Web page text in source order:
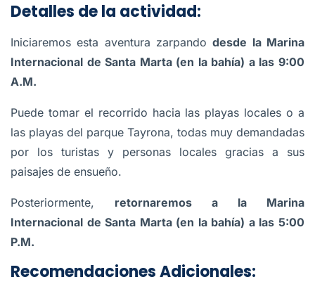
Detalles de la actividad:
Iniciaremos esta aventura zarpandodesde la Marina
Internacional de Santa Marta (en la bahía) a las 9:00
A.M.
Puede tomar el recorrido hacia las playas locales o a
las playas del parque Tayrona, todas muy demandadas
por los turistas y personas locales gracias a sus
paisajes de ensueño.
Posteriormente, retornaremos a la Marina
Internacional de Santa Marta (en la bahía) a las 5:00
P.M.
Recomendaciones Adicionales: